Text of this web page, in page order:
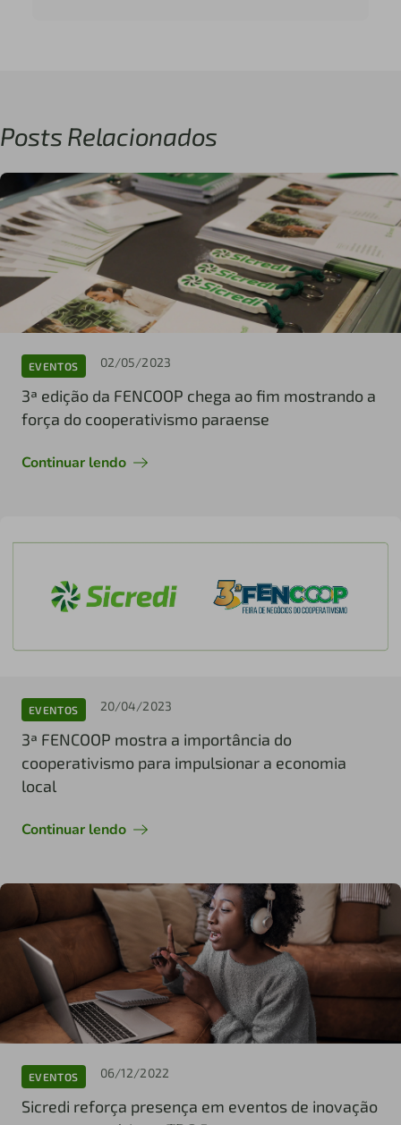
Posts Relacionados
EVENTOS 02/05/2023
3ª edição da FENCOOP chega ao fim mostrando a
força do cooperativismo paraense
Continuar lendo
EVENTOS 20/04/2023
3ª FENCOOP mostra a importância do
cooperativismo para impulsionar a economia
local
Continuar lendo
EVENTOS 06/12/2022
Sicredi reforça presença em eventos de inovação